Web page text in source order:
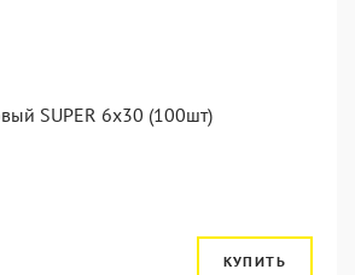
SUPER 6x30 (100шт)
КУПИТЬ